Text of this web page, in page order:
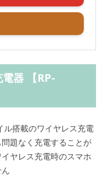
器 【RP-
搭載のワイヤレス充電
題なく充電することが
ヤレス充電時のスマホ